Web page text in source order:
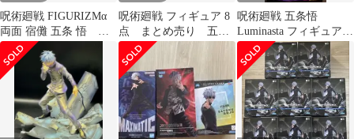
呪術廻戦 FIGURIZMα
両面 宿儺 五条 悟 セ
ット
呪術廻戦 フィギュア 8
点 まとめ売り 五条
悟 夏油傑 乙骨憂太
呪術廻戦 五条悟
Luminasta フィギュア
おまけ付き